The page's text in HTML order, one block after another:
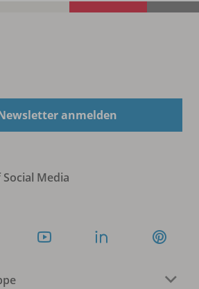
anmelden
Media